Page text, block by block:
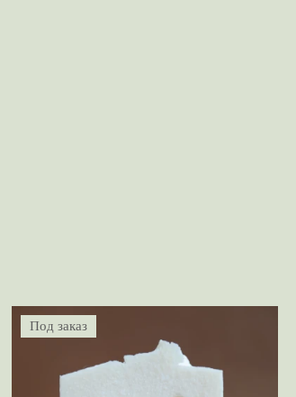
Под заказ